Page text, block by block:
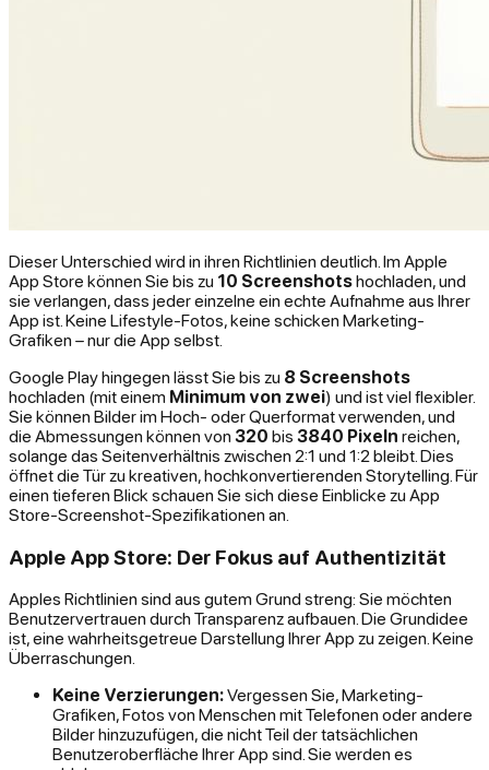
Dieser Unterschied wird in ihren Richtlinien deutlich. Im Apple
App Store können Sie bis zu 10 Screenshotshochladen, und
sie verlangen, dass jeder einzelne ein echte Aufnahme aus Ihrer
App ist. Keine Lifestyle-Fotos, keine schicken Marketing-
Grafiken – nur die App selbst.
Google Play hingegen lässt Sie bis zu 8 Screenshots
hochladen (mit einem Minimum von zwei) und ist viel flexibler.
Sie können Bilder im Hoch- oder Querformat verwenden, und
die Abmessungen können von 320 bis 3840 Pixeln reichen,
solange das Seitenverhältnis zwischen 2:1 und 1:2 bleibt. Dies
öffnet die Tür zu kreativen, hochkonvertierenden Storytelling. Für
einen tieferen Blick schauen Sie sich diese Einblicke zu App
Store-Screenshot-Spezifikationen an.
Apple App Store: Der Fokus auf Authentizität
Apples Richtlinien sind aus gutem Grund streng: Sie möchten
Benutzervertrauen durch Transparenz aufbauen. Die Grundidee
ist, eine wahrheitsgetreue Darstellung Ihrer App zu zeigen. Keine
Überraschungen.
Keine Verzierungen:Vergessen Sie, Marketing-
Grafiken, Fotos von Menschen mit Telefonen oder andere
Bilder hinzuzufügen, die nicht Teil der tatsächlichen
Benutzeroberfläche Ihrer App sind. Sie werden es